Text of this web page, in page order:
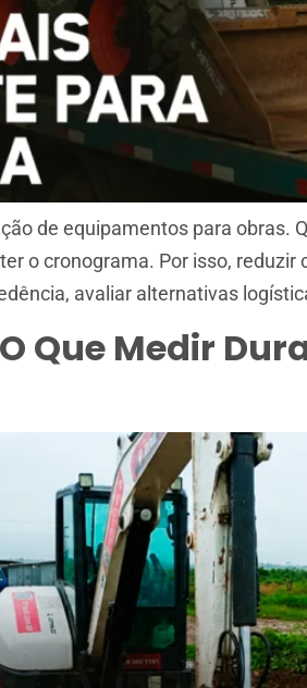
de equipamentos para obras.
o cronograma. Por isso,
avaliar alternativas
Que Medir